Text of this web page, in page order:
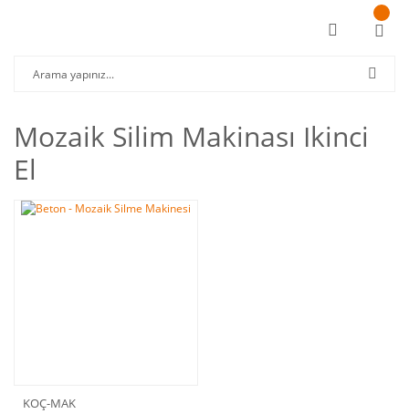
Mozaik Silim Makinası Ikinci
El
KOÇ-MAK